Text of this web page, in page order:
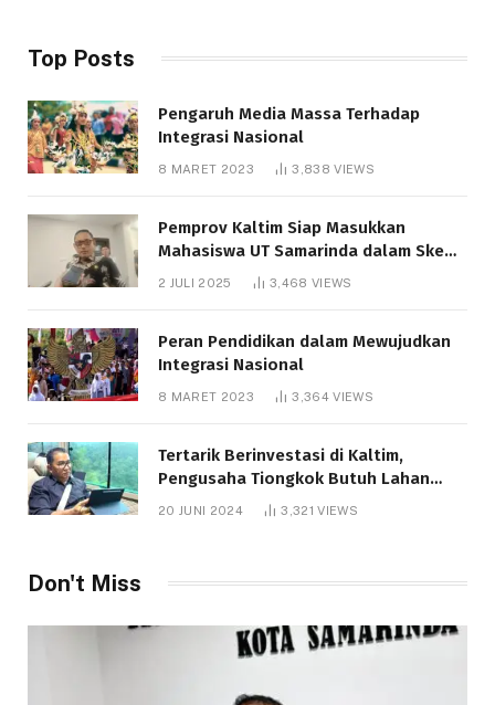
Top Posts
Pengaruh Media Massa Terhadap
Integrasi Nasional
8 MARET 2023 3,838VIEWS
Pemprov Kaltim Siap Masukkan
Mahasiswa UT Samarinda dalam Skema
Bantuan Pendidikan Gratispol
2 JULI 2025 3,468 VIEWS
Peran Pendidikan dalam Mewujudkan
Integrasi Nasional
8 MARET 2023 3,364VIEWS
Tertarik Berinvestasi di Kaltim,
Pengusaha Tiongkok Butuh Lahan
1.000 Hektare
20 JUNI 2024 3,321VIEWS
Don't Miss